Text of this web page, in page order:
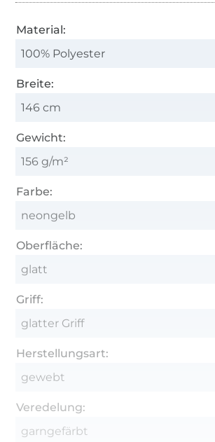
Material:
100% Polyester
Breite:
146 cm
Gewicht:
156 g/m²
Farbe:
neongelb
Oberfläche:
glatt
Griff:
glatter Griff
Herstellungsart:
gewebt
Veredelung:
garngefärbt